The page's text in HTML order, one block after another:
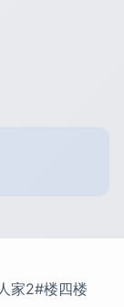
家2#楼四楼